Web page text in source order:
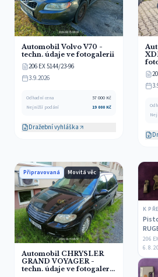
Automobil Volvo V70 -
techn. údaje ve fotogalerii
206 EX 5144/23-96
3.9.2026
Odhadní cena 57 000 Kč
Nejnižší podání
19 000Kč
Dražební vyhláška
Připravovaná Movitá věc
Automobil CHRYSLER
GRAND VOYAGER -
techn. údaje ve fotogalerii
K
mm
6. 8.